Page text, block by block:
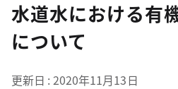
水道水における有
について
更新日 2020年11月13日